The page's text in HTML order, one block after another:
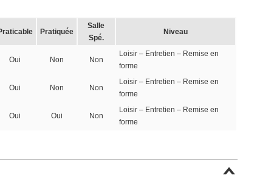
Pratiquée
Salle
Spé.
Niveau
Oui Non Non
Loisir – Entretien – Remise en
forme
Oui Non Non
Loisir – Entretien – Remise en
forme
Oui Oui Non
Loisir – Entretien – Remise en
forme